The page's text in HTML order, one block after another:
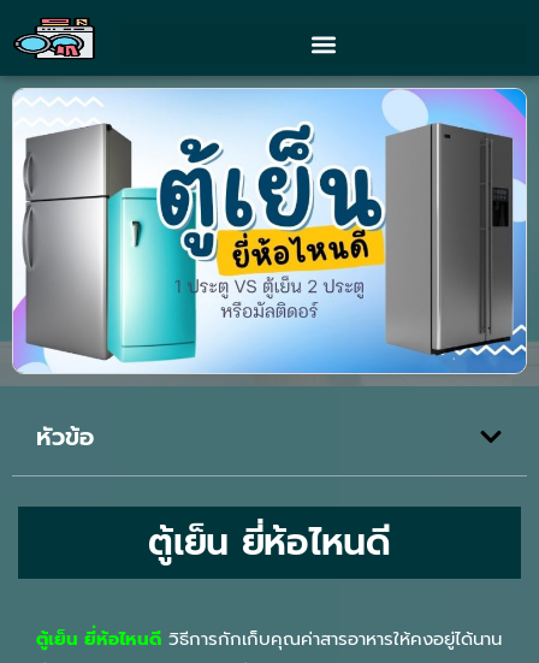
หัวข้อ
ตู้เย็น ยี่ห้อไหนดี
ตู้เย็น ยี่ห้อไหนดี วิธีการกักเก็บคุณค่าสารอาหารให้คงอยู่ได้นาน